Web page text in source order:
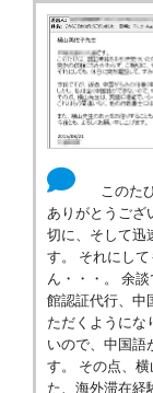
このた
ありがとうござ
切に、そして迅
す。 それにし
ん・・・。 余
館認証代行、中
ただくようにな
いので、中国語
す。 その点、
た、海外滞在経